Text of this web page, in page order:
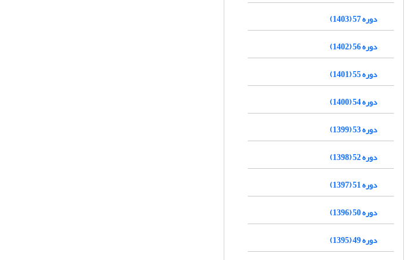
دوره 57 (1403)
دوره 56 (1402)
دوره 55 (1401)
دوره 54 (1400)
دوره 53 (1399)
دوره 52 (1398)
دوره 51 (1397)
دوره 50 (1396)
دوره 49 (1395)